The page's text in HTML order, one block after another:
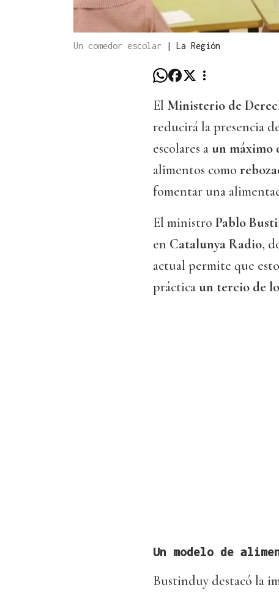
Un comedor escolar | La Región
El Ministerio de
reducirá la presencia
escolares aun máximo
alimentos como
fomentar una
El ministro Pablo
en Catalunya Radio,
actual permite que
prácticaun tercio de
Un modelo de
Bustinduy destacó la